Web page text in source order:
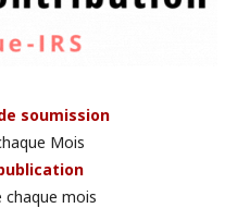
soumission
Mois
chaque mois